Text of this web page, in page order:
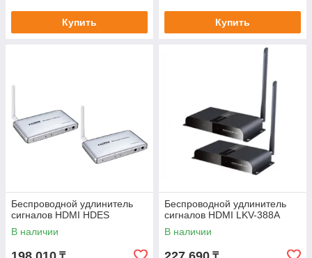
Купить Купить
Беспроводной удлинитель
сигналов HDMI HDES
В наличии
Беспроводной удлинитель
сигналов HDMI LKV-388A
В наличии